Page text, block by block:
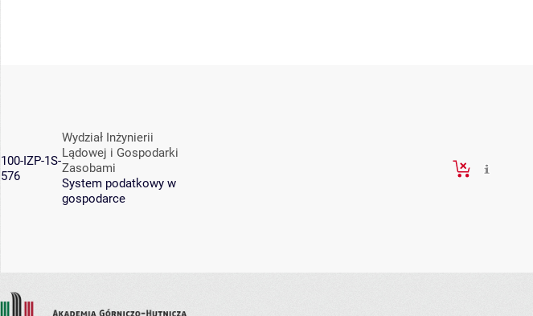
100-IZP-1S-
576
Wydział Inżynierii
Lądowej i Gospodarki
Zasobami
System podatkowy w
gospodarce